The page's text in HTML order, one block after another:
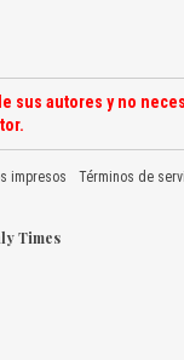
autores y no
impresos Términos de
Times